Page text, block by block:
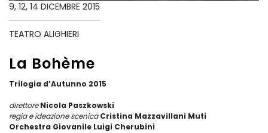
9, 12, 14 DICEMBRE 2015
TEATRO ALIGHIERI
La Bohème
Trilogia d’Autunno 2015
direttore Nicola Paszkowski
regia e ideazione scenica Cristina Mazzavillani Muti
Orchestra Giovanile Luigi Cherubini